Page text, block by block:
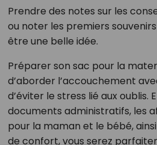
Prendre des notes sur les
ou noter les premiers
être une belle idée.
Préparer son sac pour la
d’aborder l’accouchement
d’éviter le stress lié aux oublis.
documents administratifs, les
pour la maman et le bébé,
de confort, vous serez